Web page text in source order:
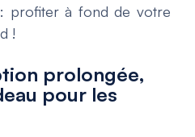
profiter à fond de votre
!
prolongée,
pour les